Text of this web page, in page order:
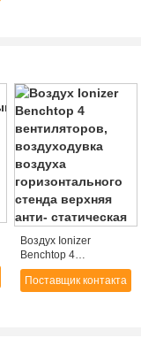
Воздух Ionizer
Benchtop 4
вентиляторов,
воздуходувка воздуха
Поставщик контакта